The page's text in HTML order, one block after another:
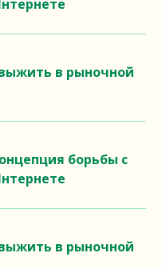
в рыночной
борьбы с
в рыночной